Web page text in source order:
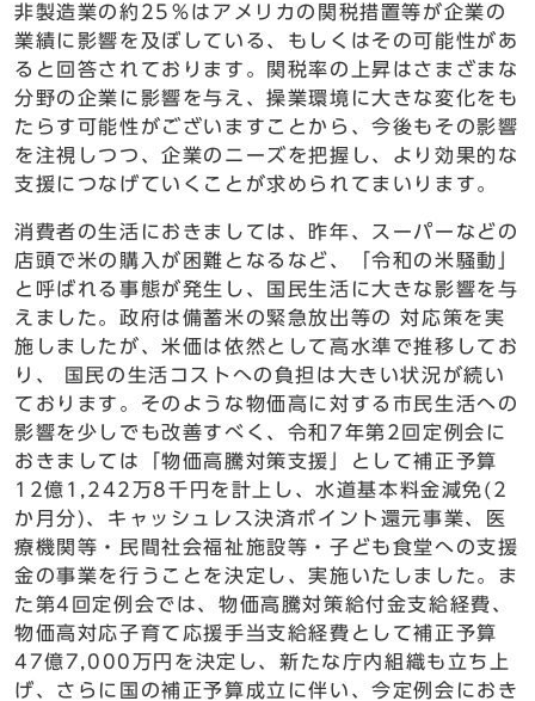
非製造業の約25％はアメリカの関税措置等が企業の
業績に影響を及ぼしている、もしくはその可能性があ
ると回答されております。関税率の上昇はさまざまな
分野の企業に影響を与え、操業環境に大きな変化をも
たらす可能性がございますことから、今後もその影響
を注視しつつ、企業のニーズを把握し、より効果的な
支援につなげていくことが求められてまいります。
消費者の生活におきましては、昨年、スーパーなどの
店頭で米の購入が困難となるなど、「令和の米騒動」
と呼ばれる事態が発生し、国民生活に大きな影響を与
えました。政府は備蓄米の緊急放出等の 対応策を実
施しましたが、米価は依然として高水準で推移してお
り、 国民の生活コストへの負担は大きい状況が続い
ております。そのような物価高に対する市民生活への
影響を少しでも改善すべく、令和7年第2回定例会に
おきましては「物価高騰対策支援」として補正予算
12億1,242万8千円を計上し、水道基本料金減免(2
か月分)、キャッシュレス決済ポイント還元事業、医
療機関等・民間社会福祉施設等・子ども食堂への支援
金の事業を行うことを決定し、実施いたしました。ま
た第4回定例会では、物価高騰対策給付金支給経費、
物価高対応子育て応援手当支給経費として補正予算
47億7,000万円を決定し、新たな庁内組織も立ち上
げ、さらに国の補正予算成立に伴い、今定例会におき